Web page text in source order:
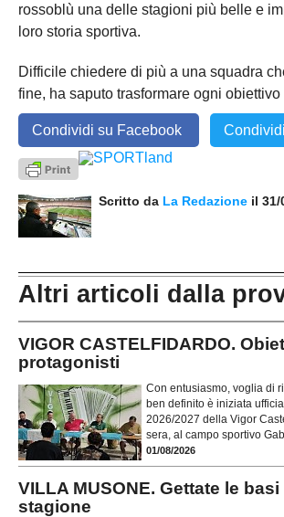
rossoblù una delle stagioni più belle e
loro storia sportiva.
Difficile chiedere di più a una squadra
fine, ha saputo trasformare ogni obiettivo
Condividi su Facebook
Scritto da La Redazione il 31/
Altri articoli dalla
VIGOR CASTELFIDARDO.
protagonisti
Con entusiasmo, voglia di
ben definito è iniziata
2026/2027 della Vigor
sera, al campo sportivo
01/08/2026
VILLA MUSONE. Gettate le
stagione